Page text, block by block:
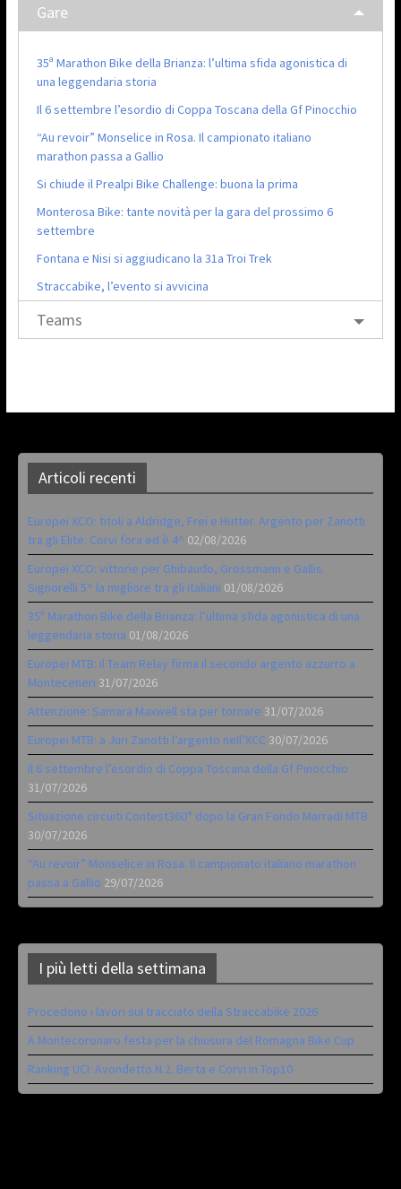
Gare
35ª Marathon Bike della Brianza: l’ultima sfida agonistica di
una leggendaria storia
Il 6 settembre l’esordio di Coppa Toscana della Gf Pinocchio
“Au revoir” Monselice in Rosa. Il campionato italiano
marathon passa a Gallio
Si chiude il Prealpi Bike Challenge: buona la prima
Monterosa Bike: tante novità per la gara del prossimo 6
settembre
Fontana e Nisi si aggiudicano la 31a Troi Trek
Straccabike, l’evento si avvicina
Teams
Articoli recenti
Europei XCO: titoli a Aldridge, Frei e Hutter. Argento per Zanotti
tra gli Elite. Corvi fora ed è 4^ 02/08/2026
Europei XCO: vittorie per Ghibaudo, Grossmann e Gallis.
Signorelli 5^ la migliore tra gli italiani 01/08/2026
35ª Marathon Bike della Brianza: l’ultima sfida agonistica di una
leggendaria storia 01/08/2026
Europei MTB: il Team Relay firma il secondo argento azzurro a
Monteceneri 31/07/2026
Attenzione: Samara Maxwell sta per tornare 31/07/2026
Europei MTB: a Juri Zanotti l’argento nell’XCC 30/07/2026
Il 6 settembre l’esordio di Coppa Toscana della Gf Pinocchio
31/07/2026
Situazione circuiti Contest360° dopo la Gran Fondo Marradi MTB
30/07/2026
“Au revoir” Monselice in Rosa. Il campionato italiano marathon
passa a Gallio 29/07/2026
I più letti della settimana
Procedono i lavori sul tracciato della Straccabike 2026
A Montecoronaro festa per la chiusura del Romagna Bike Cup
Ranking UCI: Avondetto N.2. Berta e Corvi in Top10